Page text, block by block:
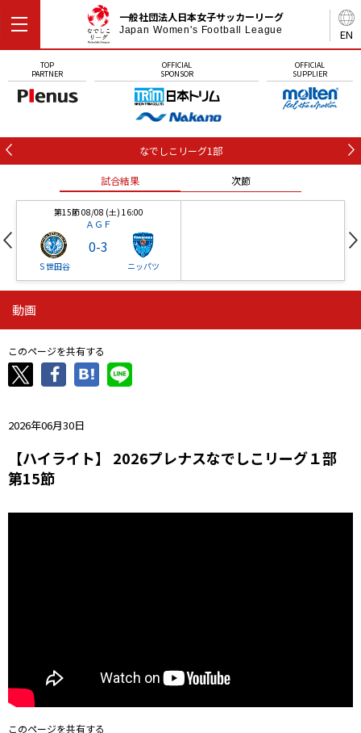
EN
一般社団法人日本女子サッカーリーグ
Japan Women's Football League
TOP
PARTNER
OFFICIAL
SPONSOR
OFFICIAL
SUPPLIER
なでしこリーグ1部
試合結果 次節
第15節 08/08 (土) 16:00
ＡＧＦ
Ｓ世田谷
0-3
ニッパツ
ニッパツ
ニッパツ
-
石人の星
動画
このページを共有する
2026年06月30日
【ハイライト】 2026プレナスなでしこリーグ１部
第15節
このページを共有する